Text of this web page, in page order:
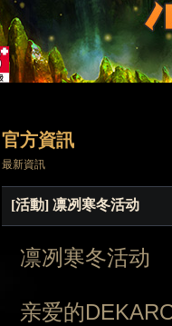
官方資訊
最新資訊
[活動] 凛冽寒冬活动
凛冽寒冬活动
亲爱的